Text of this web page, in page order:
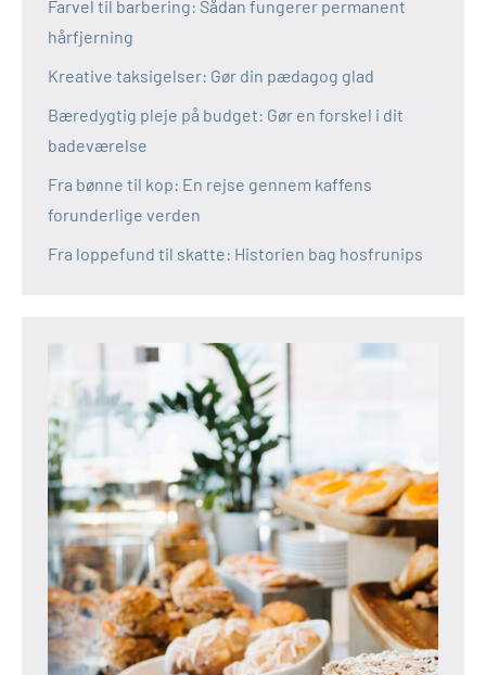
Farvel til barbering: Sådan fungerer permanent
hårfjerning
Kreative taksigelser: Gør din pædagog glad
Bæredygtig pleje på budget: Gør en forskel i dit
badeværelse
Fra bønne til kop: En rejse gennem kaffens
forunderlige verden
Fra loppefund til skatte: Historien bag hosfrunips